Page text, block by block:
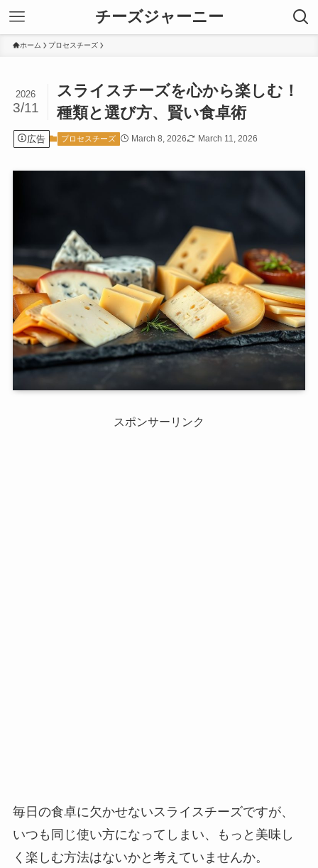
チーズジャーニー
ホーム プロセスチーズ
スライスチーズを心から楽しむ！
種類と選び方、賢い食卓術
2026
3/11
広告 プロセスチーズ March 8, 2026 March 11, 2026
スポンサーリンク
毎日の食卓に欠かせないスライスチーズですが、
いつも同じ使い方になってしまい、もっと美味し
く楽しむ方法はないかと考えていませんか。